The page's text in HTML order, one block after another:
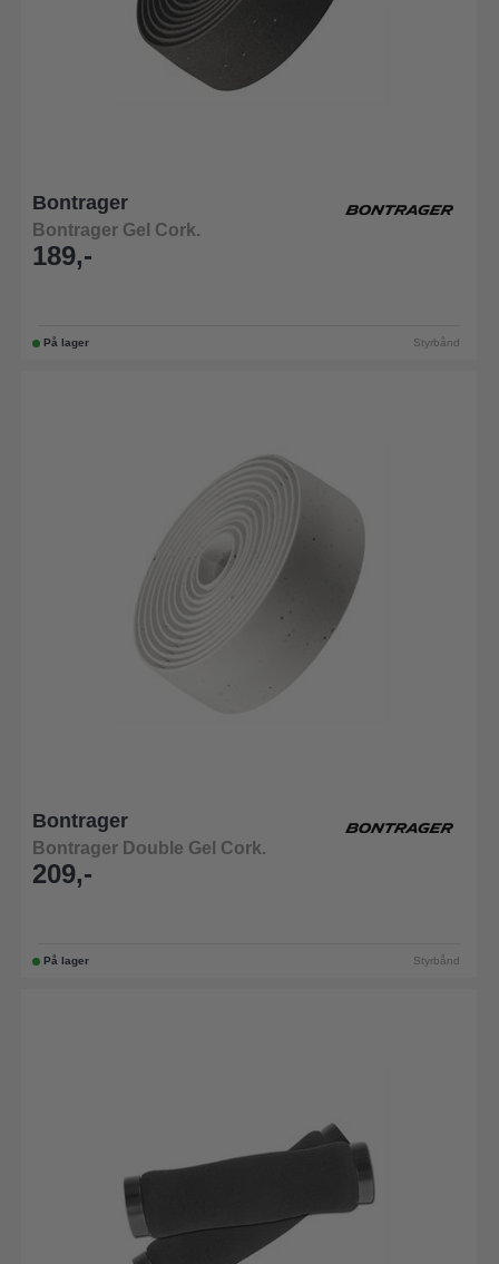
Bontrager
Bontrager Gel Cork.
189,-
På lager Styrbånd
Bontrager
Bontrager Double Gel Cork.
209,-
På lager Styrbånd